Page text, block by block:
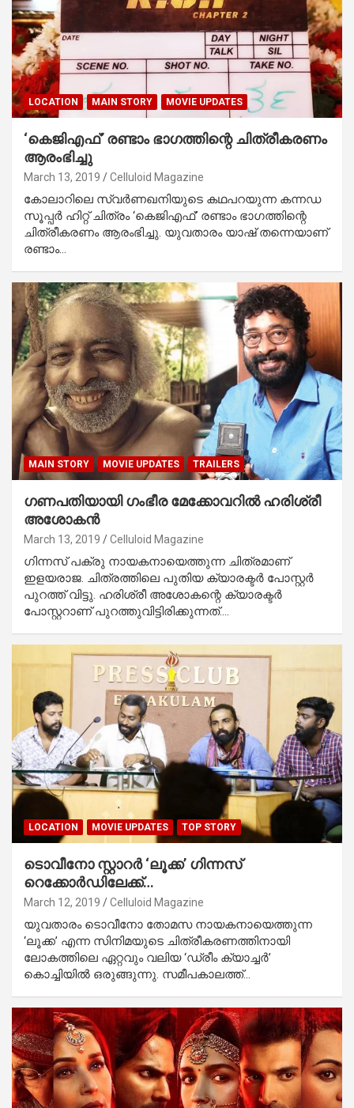
LOCATION MAIN STORY MOVIE UPDATES
‘കെജിഎഫ്’ രണ്ടാം ഭാഗത്തിന്റെ ചിത്രീകരണം
ആരംഭിച്ചു
March 13, 2019 Celluloid Magazine
കോലാറിലെ സ്വര്‍ണഖനിയുടെ കഥപറയുന്ന കന്നഡ
സൂപ്പര്‍ ഹിറ്റ് ചിത്രം ‘കെജിഎഫ്’ രണ്ടാം ഭാഗത്തിന്റെ
ചിത്രീകരണം ആരംഭിച്ചു. യുവതാരം യാഷ് തന്നെയാണ്
രണ്ടാം…
MAIN STORY MOVIE UPDATES TRAILERS
ഗണപതിയായി ഗംഭീര മേക്കോവറില്‍ ഹരിശ്രീ
അശോകന്‍
March 13, 2019 Celluloid Magazine
ഗിന്നസ് പക്രു നായകനായെത്തുന്ന ചിത്രമാണ്
ഇളയരാജ. ചിത്രത്തിലെ പുതിയ ക്യാരക്ടര്‍ പോസ്റ്റര്‍
പുറത്ത് വിട്ടു. ഹരിശ്രീ അശോകന്റെ ക്യാരക്ടര്‍
പോസ്റ്ററാണ് പുറത്തുവിട്ടിരിക്കുന്നത്.…
LOCATION MOVIE UPDATES TOP STORY
ടൊവീനോ സ്റ്റാറര്‍ ‘ലൂക്ക’ ഗിന്നസ്
റെക്കോര്‍ഡിലേക്ക്…
March 12, 2019 Celluloid Magazine
യുവതാരം ടൊവീനോ തോമസ നായകനായെത്തുന്ന
‘ലൂക്ക’ എന്ന സിനിമയുടെ ചിത്രീകരണത്തിനായി
ലോകത്തിലെ ഏറ്റവും വലിയ ‘ഡ്രീം ക്യാച്ചര്‍’
കൊച്ചിയില്‍ ഒരുങ്ങുന്നു. സമീപകാലത്ത്…